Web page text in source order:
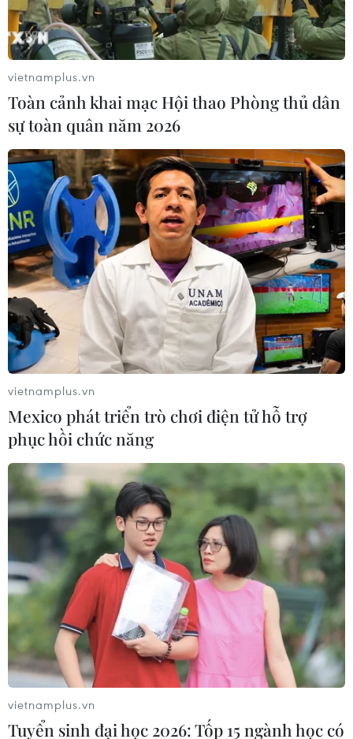
Lũ sông Hồng dâng cao, nhiều
khu dân cư ngập nặng chỉ sau một đêm
30/09/2025 08:49
Sáng 30/9, Trung tâm Dự báo Khí tượng Thủy văn quốc
gia cho biết mực nước lũ trên sông Hồng tại trạm Yên
Bái tiếp tục tăng do mưa lớn kết hợp thủy điện Đồng
Sung xả lũ lúc 2h với lưu lượng 2.613 m³/s.
Cận cảnh nhiều khu vực ở Lào Cai
ngập sâu trong biển nước
30/09/2025 08:30
Do ảnh hưởng của cơn bão số 10 (Bualoi), trên địa bàn
vietnamplus.vn
Toàn cảnh khai mạc Hội thao Phòng thủ dân
sự toàn quân năm 2026
vietnamplus.vn
Mexico phát triển trò chơi điện tử hỗ trợ
phục hồi chức năng
vietnamplus.vn
Tuyển sinh đại học 2026: Tốp 15 ngành học có